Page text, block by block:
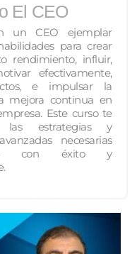
El CEO
un CEO ejemplar
para crear
rendimiento, influir,
efectivamente,
e impulsar la
mejora continua en
Este curso te
las estrategias y
necesarias
con éxito y